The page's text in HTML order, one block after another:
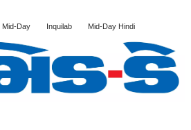
Mid-Day Inquilab Mid-Day Hindi